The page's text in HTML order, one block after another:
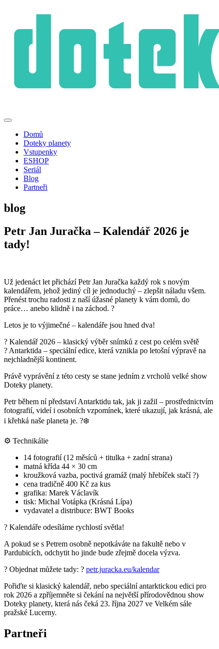
Domů
Doteky planety
Vstupenky
ESHOP
Seriál
Blog
Partneři
blog
Petr Jan Juračka – Kalendář 2026 je
tady!
Už jedenáct let přichází Petr Jan Juračka každý rok s novým
kalendářem, jehož jediný cíl je jednoduchý – zlepšit náladu všem.
Přenést trochu radosti z naší úžasné planety k vám domů, do
práce… anebo klidně i na záchod. ?
Letos je to výjimečné – kalendáře jsou hned dva!
? Kalendář 2026 – klasický výběr snímků z cest po celém světě
? Antarktida – speciální edice, která vznikla po letošní výpravě na
nejchladnější kontinent.
Právě vyprávění z této cesty se stane jedním z vrcholů velké show
Doteky planety.
Petr během ní představí Antarktidu tak, jak ji zažil – prostřednictvím
fotografií, videí i osobních vzpomínek, které ukazují, jak krásná, ale
i křehká naše planeta je. ?❄️
⚙️ Technikálie
14 fotografií (12 měsíců + titulka + zadní strana)
matná křída 44 × 30 cm
kroužková vazba, poctivá gramáž (malý hřebíček stačí ?)
cena tradičně 400 Kč za kus
grafika: Marek Václavík
tisk: Michal Votápka (Krásná Lípa)
vydavatel a distribuce: BWT Books
? Kalendáře odesíláme rychlostí světla!
A pokud se s Petrem osobně nepotkáváte na fakultě nebo v
Pardubicích, odchytit ho jinde bude zřejmě docela výzva.
? Objednat můžete tady: ? petr.juracka.eu/kalendar
Pořiďte si klasický kalendář, nebo speciální antarktickou edici pro
rok 2026 a zpříjemněte si čekání na největší přírodovědnou show
Doteky planety, která nás čeká 23. října 2027 ve Velkém sále
pražské Lucerny.
Partneři